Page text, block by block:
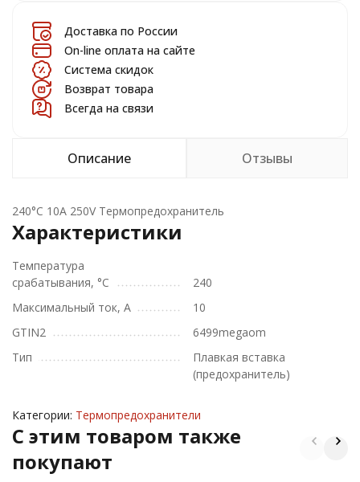
Доставка по России
On-line оплата на сайте
Система скидок
Возврат товара
Всегда на связи
Описание Отзывы
240°C 10A 250V Термопредохранитель
Характеристики
Температура
срабатывания, °C
240
Максимальный ток, А
10
GTIN2
6499megaom
Тип
Плавкая вставка
(предохранитель)
Категории: Термопредохранители
C этим товаром также
покупают